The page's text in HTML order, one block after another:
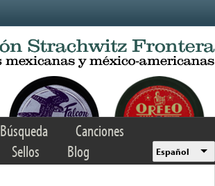
Búsqueda
Canciones
Sellos Blog Español